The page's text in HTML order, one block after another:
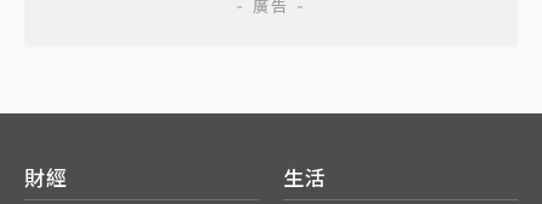
財經 生活